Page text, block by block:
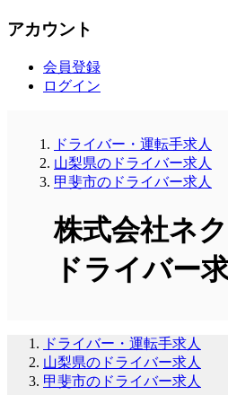
アカウント
会員登録
ログイン
ドライバー・運転手求人
山梨県のドライバー求人
甲斐市のドライバー求人
株式会社ネ
ドライバー
ドライバー・運転手求人
山梨県のドライバー求人
甲斐市のドライバー求人